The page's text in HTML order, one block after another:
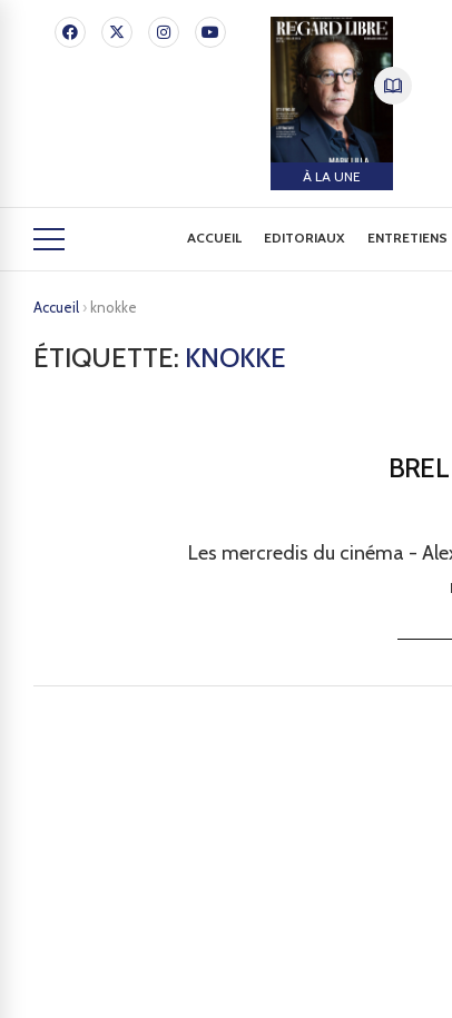
À LA UNE
ACCUEIL EDITORIAUX ENTRETIENS
Accueil › knokke
ÉTIQUETTE: KNOKKE
Les mercredis du cinéma -